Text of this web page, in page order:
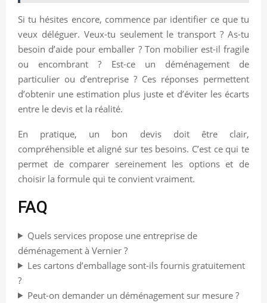
Si tu hésites encore, commence par identifier ce que tu
veux déléguer. Veux-tu seulement le transport ? As-tu
besoin d’aide pour emballer ? Ton mobilier est-il fragile
ou encombrant ? Est-ce un déménagement de
particulier ou d’entreprise ? Ces réponses permettent
d’obtenir une estimation plus juste et d’éviter les écarts
entre le devis et la réalité.
En pratique, un bon devis doit être clair,
compréhensible et aligné sur tes besoins. C’est ce qui te
permet de comparer sereinement les options et de
choisir la formule qui te convient vraiment.
FAQ
Quels services propose une entreprise de
déménagement à Vernier ?
Les cartons d’emballage sont-ils fournis gratuitement
?
Peut-on demander un déménagement sur mesure ?